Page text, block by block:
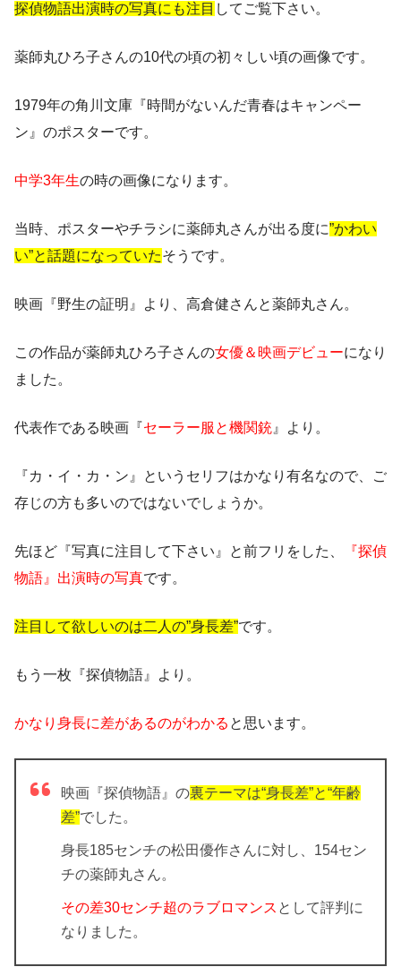
探偵物語出演時の写真にも注目 してご覧下さい。
薬師丸ひろ子さんの10代の頃の初々しい頃の画像です。
1979年の角川文庫『時間がないんだ青春はキャンペー
ン』のポスターです。
中学3年生の時の画像になります。
当時、ポスターやチラシに薬師丸さんが出る度に”かわい
い”と話題になっていたそうです。
映画『野生の証明』より、高倉健さんと薬師丸さん。
この作品が薬師丸ひろ子さんの女優＆映画デビューになり
ました。
代表作である映画『セーラー服と機関銃 』より。
『カ・イ・カ・ン』というセリフはかなり有名なので、ご
存じの方も多いのではないでしょうか。
先ほど『写真に注目して下さい』と前フリをした、
『探偵
物語』出演時の写真です。
注目して欲しいのは二人の”身長差”です。
もう一枚『探偵物語』より。
かなり身長に差があるのがわかる と思います。
映画『探偵物語』の裏テーマは“身長差”と“年齢
差”でした。
身長185センチの松田優作さんに対し、154セン
チの薬師丸さん。
その差30センチ超のラブロマンス として評判に
なりました。